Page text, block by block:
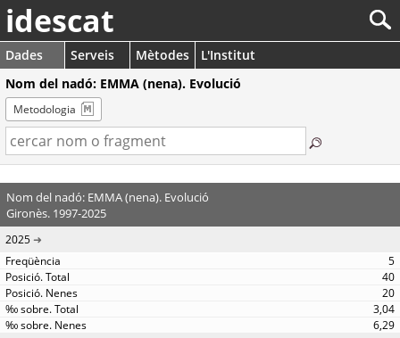
idescat
Dades Serveis Mètodes
L'Institut
Nom del nadó: EMMA (nena). Evolució
Metodologia
Nom del nadó: EMMA (nena). Evolució
Gironès. 1997-2025
2025
5
40
20
3,04
6,29